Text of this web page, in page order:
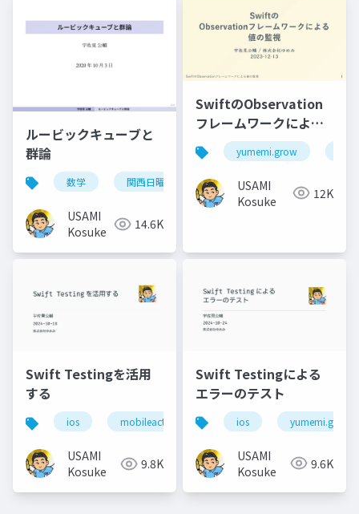
ルービックキューブと
群論
数学 関西日曜数学友の会
USAMI
Kosuke
14.6K
SwiftのObservation
フレームワークによる
値の監視yumemi.grow
USAMI
Kosuke
12K
Swift Testingを活用
する
ios mobileact
USAMI
Kosuke
9.8K
Swift Testingによる
エラーのテスト
ios yumemi.grow
USAMI
Kosuke
9.6K